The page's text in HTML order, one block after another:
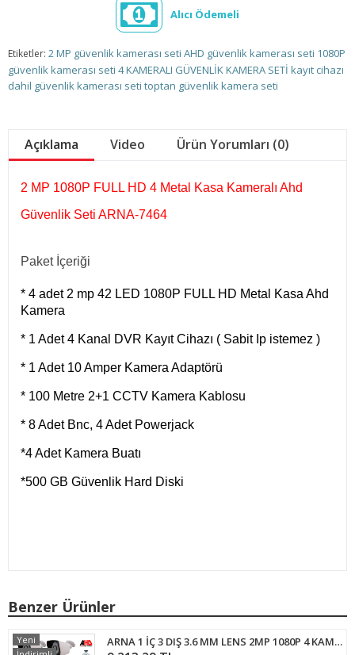
Alıcı Ödemeli
Etiketler: 2 MP güvenlik kamerası seti AHD güvenlik kamerası seti 1080P
güvenlik kamerası seti 4 KAMERALI GÜVENLİK KAMERA SETİ kayıt cihazı
dahil güvenlik kamerası seti toptan güvenlik kamera seti
Açıklama Video Ürün Yorumları (0)
2 MP 1080P FULL HD 4 Metal Kasa Kameralı Ahd
Güvenlik Seti ARNA-7464
Paket İçeriği
* 4 adet 2 mp 42 LED 1080P FULL HD Metal Kasa Ahd
Kamera
* 1 Adet 4 Kanal DVR Kayıt Cihazı ( Sabit Ip istemez )
* 1 Adet 10 Amper Kamera Adaptörü
* 100 Metre 2+1 CCTV Kamera Kablosu
* 8 Adet Bnc, 4 Adet Powerjack
*4 Adet Kamera Buatı
*500 GB Güvenlik Hard Diski
Benzer Ürünler
ARNA 1 İÇ 3 DIŞ 3.6 MM LENS 2MP 1080P 4 KAMERALI 500 GB HDD DAHİL GÜVENLİK SETİ - ST213500
Yeni